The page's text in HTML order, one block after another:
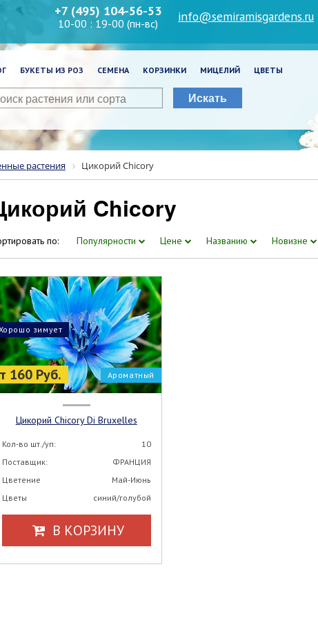
+7 (495) 104-56-53
10-00 : 19-00 (пн-вс) info@semiramisgardens.ru
БУКЕТЫ ИЗ РОЗ СЕМЕНА КОРЗИНКИ МИЦЕЛИЙ ЦВЕТЫ
Искать
растения Цикорий Chicory
Chicory
по: Популярности Цене Названию Новизне
160 Руб. Ароматный
зимует
Цикорий Chicory Di Bruxelles
Кол-во шт./уп:
10
Поставщик:
ФРАНЦИЯ
Цветение
Май-Июнь
Цветы
синий/голубой
В КОРЗИНУ